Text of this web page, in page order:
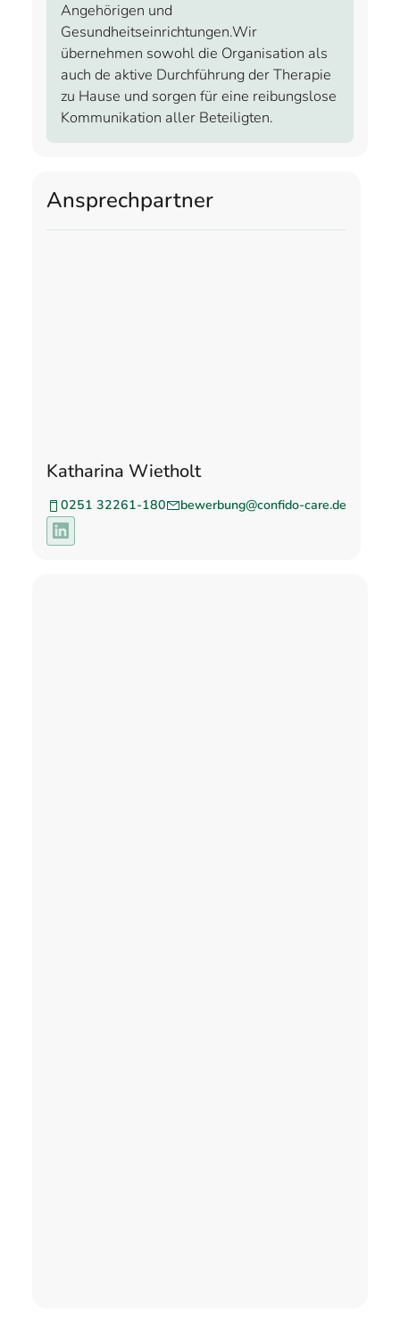
Angehörigen und
Gesundheitseinrichtungen.Wir
übernehmen sowohl die Organisation als
auch de aktive Durchführung der Therapie
zu Hause und sorgen für eine reibungslose
Kommunikation aller Beteiligten.
Ansprechpartner
Katharina Wietholt
0251 32261-180 bewerbung@confido-care.de